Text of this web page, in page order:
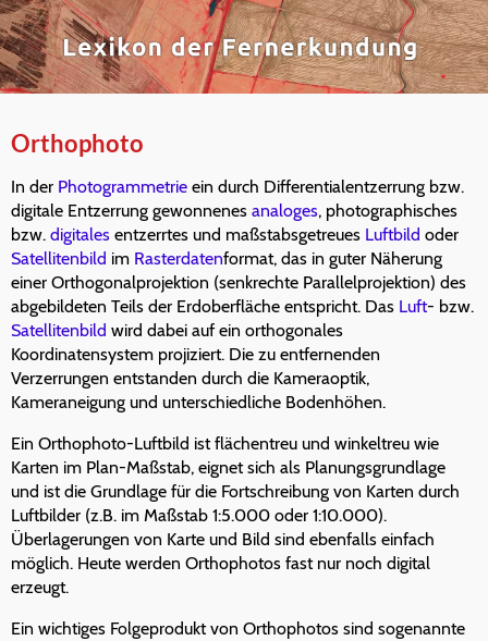
Orthophoto
In der Photogrammetrie ein durch Differentialentzerrung bzw.
digitale Entzerrung gewonnenes analoges, photographisches
bzw. digitales entzerrtes und maßstabsgetreues Luftbild oder
Satellitenbild im Rasterdatenformat, das in guter Näherung
einer Orthogonalprojektion (senkrechte Parallelprojektion) des
abgebildeten Teils der Erdoberfläche entspricht. Das Luft- bzw.
Satellitenbild wird dabei auf ein orthogonales
Koordinatensystem projiziert. Die zu entfernenden
Verzerrungen entstanden durch die Kameraoptik,
Kameraneigung und unterschiedliche Bodenhöhen.
Ein Orthophoto-Luftbild ist flächentreu und winkeltreu wie
Karten im Plan-Maßstab, eignet sich als Planungsgrundlage
und ist die Grundlage für die Fortschreibung von Karten durch
Luftbilder (z.B. im Maßstab 1:5.000 oder 1:10.000).
Überlagerungen von Karte und Bild sind ebenfalls einfach
möglich. Heute werden Orthophotos fast nur noch digital
erzeugt.
Ein wichtiges Folgeprodukt von Orthophotos sind sogenannte